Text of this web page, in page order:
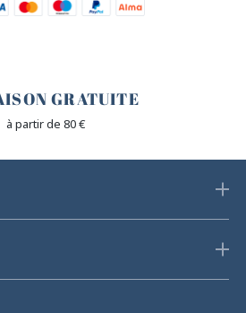
GRATUITE
à partir de 80 €